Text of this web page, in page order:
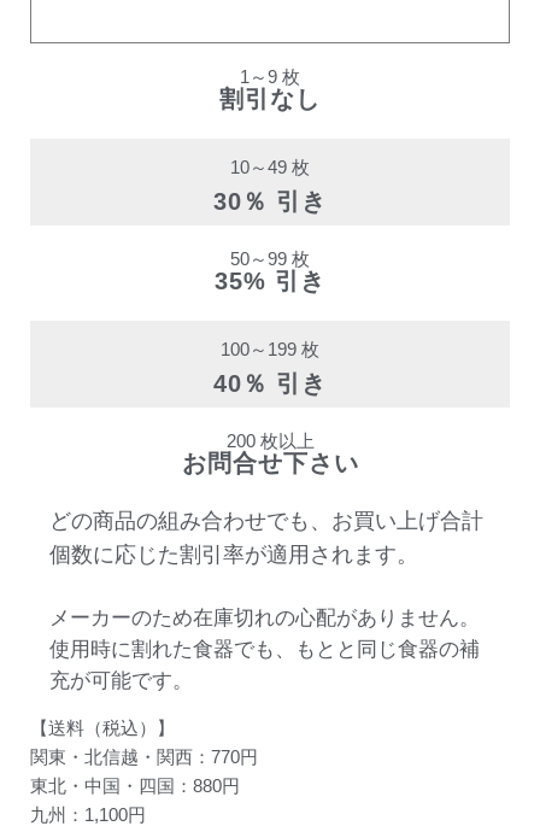
1～9 枚
割引なし
10～49 枚
30％ 引き
50～99 枚
35% 引き
100～199 枚
40％ 引き
200 枚以上
お問合せ下さい
どの商品の組み合わせでも、お買い上げ合計
個数に応じた割引率が適用されます。
メーカーのため在庫切れの心配がありません。
使用時に割れた食器でも、もとと同じ食器の補
充が可能です。
【送料（税込）】
関東・北信越・関西：770円
東北・中国・四国：880円
九州：1,100円